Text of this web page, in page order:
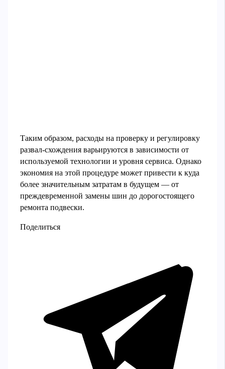
Таким образом, расходы на проверку и регулировку
развал-схождения варьируются в зависимости от
используемой технологии и уровня сервиса. Однако
экономия на этой процедуре может привести к куда
более значительным затратам в будущем — от
преждевременной замены шин до дорогостоящего
ремонта подвески.
Поделиться